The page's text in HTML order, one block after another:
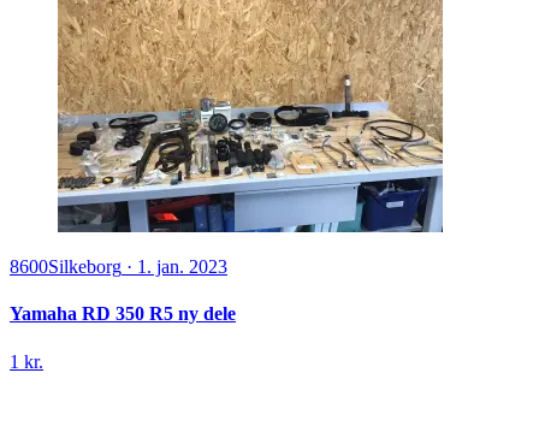
8600Silkeborg · 1. jan. 2023
Yamaha RD 350 R5 ny dele
1 kr.